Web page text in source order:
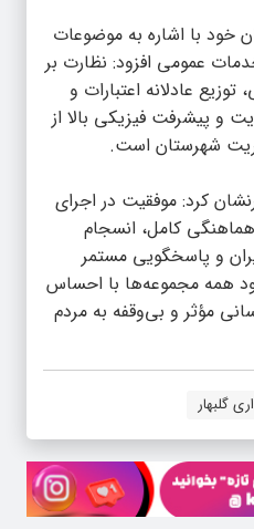
با اشاره به موضوعات
عمومی افزود: نظارت بر
عادلانه اعتبارات و
و پیشرفت فیزیکی بالا از
شهرستان است.
کرد: موفقیت در اجرای
کامل، انسجام
و پاسخگویی مستمر
همه مجموعه‌ها با احساس
مؤثر و بی‌وقفه به مردم
گلبهار